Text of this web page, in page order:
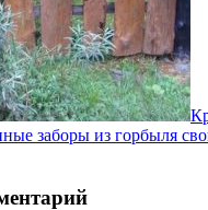
заборы из горбыля